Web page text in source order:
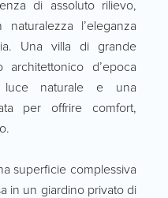
di assoluto rilievo,
l’eleganza
Una villa di grande
d’epoca
luce naturale e una
per offrire comfort,
superficie complessiva
in un giardino privato di